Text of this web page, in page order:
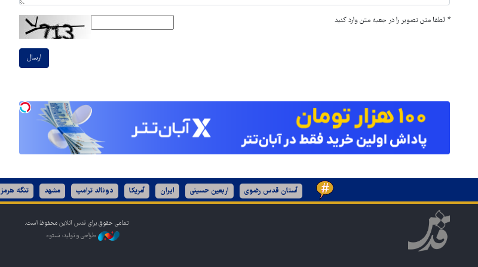
* لطفا متن تصویر را در جعبه متن وارد کنید
ارسال
آستان قدس رضوی اربعین حسینی ایران آمریکا دونالد ترامپ مشهد تنگه هرمز
تمامی حقوق برای قدس آنلاین محفوظ است.
طراحی و تولید: نستوه